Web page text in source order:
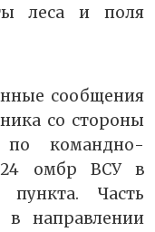
леса и поля
сообщения
со стороны
командно-
24 омбр ВСУ в
пункта. Часть
в направлении